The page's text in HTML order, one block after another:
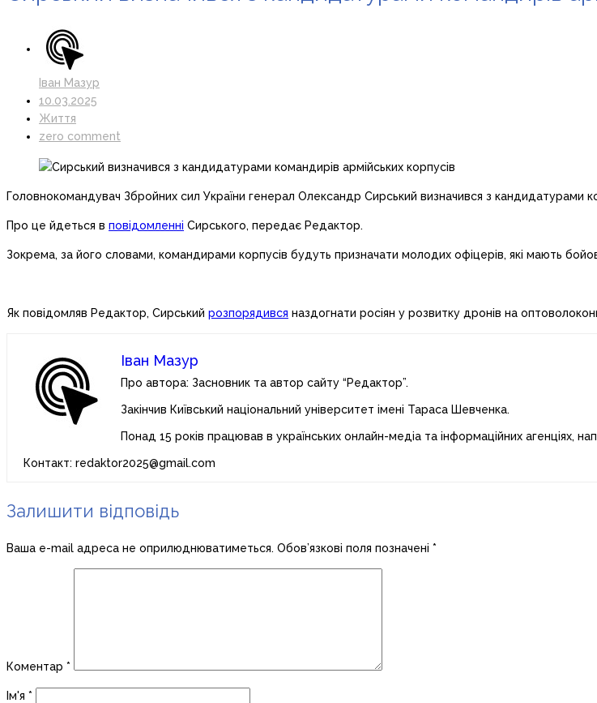
Іван Мазур
10.03.2025
Життя
zero comment
Головнокомандувач Збройних сил України генерал Олександр Сирський визначився з кандидатурами
Про це йдеться в повідомленні Сирського, передає Редактор.
Зокрема, за його словами, командирами корпусів будуть призначати молодих офіцерів, які мають
Як повідомляв Редактор, Сирський розпорядився наздогнати росіян у розвитку дронів на
Іван Мазур
Про автора: Засновник та автор сайту “Редактор”.
Закінчив Київський національний університет імені Тараса Шевченка.
Понад 15 років працював в українських онлайн-медіа та інформаційних агенціях,
Контакт: redaktor2025@gmail.com
Залишити відповідь
Ваша e-mail адреса не оприлюднюватиметься. Обов’язкові поля позначені *
Коментар *
Ім'я *